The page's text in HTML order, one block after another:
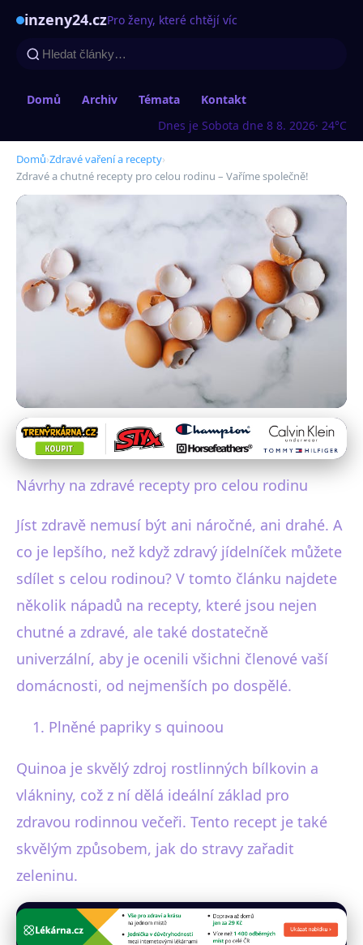
inzeny24.czPro ženy, které chtějí víc
Domů Archiv Témata
Kontakt
Dnes je Sobota dne 8 8. 2026· 24°C
Domů›Zdravé vaření a recepty›
Zdravé a chutné recepty pro celou rodinu – Vaříme společně!
Zdravé vaření a recepty
Zdravé a chutné recepty pro
celou rodinu – Vaříme
společně!
Návrhy na zdravé recepty pro celou rodinu
Jíst zdravě nemusí být ani náročné, ani drahé. A
co je lepšího, než když zdravý jídelníček můžete
sdílet s celou rodinou? V tomto článku najdete
několik nápadů na recepty, které jsou nejen
chutné a zdravé, ale také dostatečně
univerzální, aby je ocenili všichni členové vaší
domácnosti, od nejmenších po dospělé.
Plněné papriky s quinoou
Quinoa je skvělý zdroj rostlinných bílkovin a
vlákniny, což z ní dělá ideální základ pro
zdravou rodinnou večeři. Tento recept je také
skvělým způsobem, jak do stravy zařadit
zeleninu.